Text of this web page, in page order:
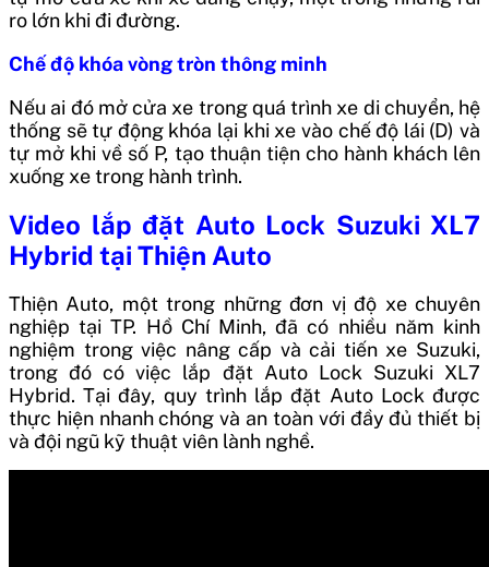
ro lớn khi đi đường.
Chế độ khóa vòng tròn thông minh
Nếu ai đó mở cửa xe trong quá trình xe di chuyển, hệ
thống sẽ tự động khóa lại khi xe vào chế độ lái (D) và
tự mở khi về số P, tạo thuận tiện cho hành khách lên
xuống xe trong hành trình.
Video lắp đặt Auto Lock Suzuki XL7
Hybrid tại Thiện Auto
Thiện Auto, một trong những đơn vị độ xe chuyên
nghiệp tại TP. Hồ Chí Minh, đã có nhiều năm kinh
nghiệm trong việc nâng cấp và cải tiến xe Suzuki,
trong đó có việc lắp đặt Auto Lock Suzuki XL7
Hybrid. Tại đây, quy trình lắp đặt Auto Lock được
thực hiện nhanh chóng và an toàn với đầy đủ thiết bị
và đội ngũ kỹ thuật viên lành nghề.